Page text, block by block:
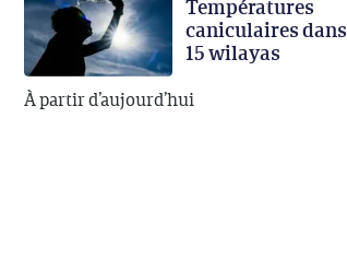
Températures
caniculaires dans
15 wilayas
À partir d’aujourd’hui